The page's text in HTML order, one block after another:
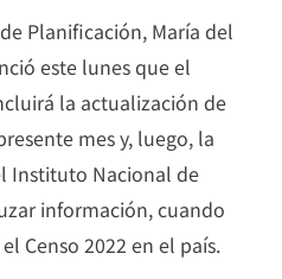
Planificación, María del
este lunes que el
la actualización de
mes y, luego, la
Instituto Nacional de
información, cuando
Censo 2022 en el país.